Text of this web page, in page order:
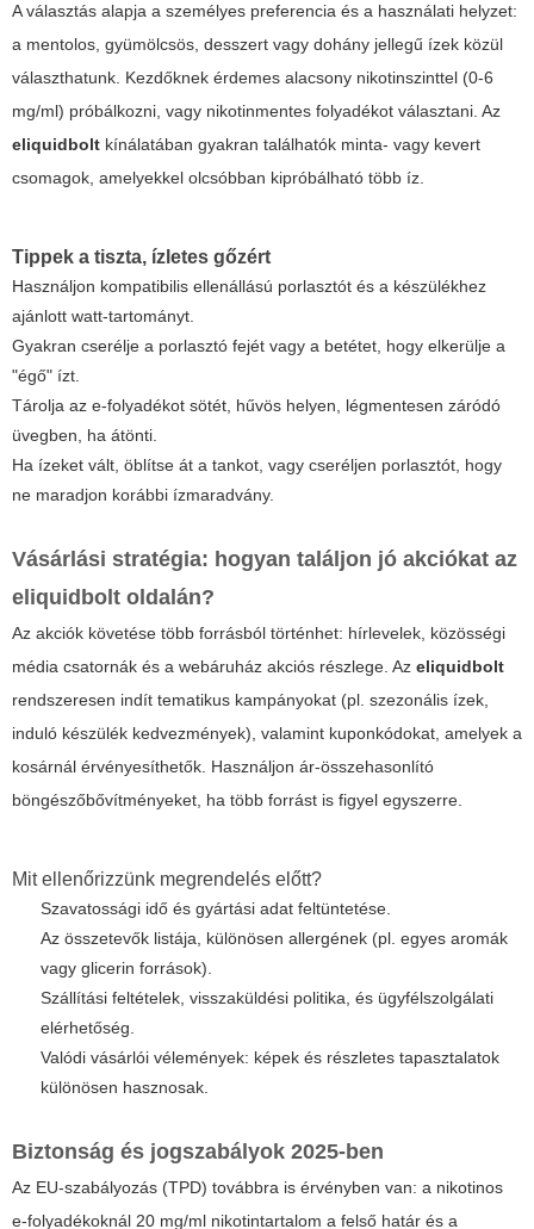
A választás alapja a személyes preferencia és a használati helyzet:
a mentolos, gyümölcsös, desszert vagy dohány jellegű ízek közül
választhatunk. Kezdőknek érdemes alacsony nikotinszinttel (0-6
mg/ml) próbálkozni, vagy nikotinmentes folyadékot választani. Az
eliquidbolt kínálatában gyakran találhatók minta- vagy kevert
csomagok, amelyekkel olcsóbban kipróbálható több íz.
Tippek a tiszta, ízletes gőzért
Használjon kompatibilis ellenállású porlasztót és a készülékhez
ajánlott watt-tartományt.
Gyakran cserélje a porlasztó fejét vagy a betétet, hogy elkerülje a
"égő" ízt.
Tárolja az e-folyadékot sötét, hűvös helyen, légmentesen záródó
üvegben, ha átönti.
Ha ízeket vált, öblítse át a tankot, vagy cseréljen porlasztót, hogy
ne maradjon korábbi ízmaradvány.
Vásárlási stratégia: hogyan találjon jó akciókat az
eliquidbolt oldalán?
Az akciók követése több forrásból történhet: hírlevelek, közösségi
média csatornák és a webáruház akciós részlege. Az eliquidbolt
rendszeresen indít tematikus kampányokat (pl. szezonális ízek,
induló készülék kedvezmények), valamint kuponkódokat, amelyek a
kosárnál érvényesíthetők. Használjon ár-összehasonlító
böngészőbővítményeket, ha több forrást is figyel egyszerre.
Mit ellenőrizzünk megrendelés előtt?
Szavatossági idő és gyártási adat feltüntetése.
Az összetevők listája, különösen allergének (pl. egyes aromák
vagy glicerin források).
Szállítási feltételek, visszaküldési politika, és ügyfélszolgálati
elérhetőség.
Valódi vásárlói vélemények: képek és részletes tapasztalatok
különösen hasznosak.
Biztonság és jogszabályok 2025-ben
Az EU-szabályozás (TPD) továbbra is érvényben van: a nikotinos
e-folyadékoknál 20 mg/ml nikotintartalom a felső határ és a